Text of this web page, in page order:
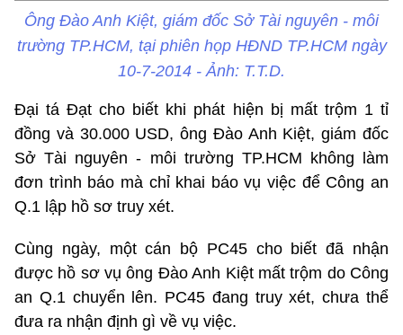
Ông Đào Anh Kiệt, giám đốc Sở Tài nguyên - môi
trường TP.HCM, tại phiên họp HĐND TP.HCM ngày
10-7-2014 - Ảnh: T.T.D.
Đại tá Đạt cho biết khi phát hiện bị mất trộm 1 tỉ
đồng và 30.000 USD, ông Đào Anh Kiệt, giám đốc
Sở Tài nguyên - môi trường TP.HCM không làm
đơn trình báo mà chỉ khai báo vụ việc để Công an
Q.1 lập hồ sơ truy xét.
Cùng ngày, một cán bộ PC45 cho biết đã nhận
được hồ sơ vụ ông Đào Anh Kiệt mất trộm do Công
an Q.1 chuyển lên. PC45 đang truy xét, chưa thể
đưa ra nhận định gì về vụ việc.